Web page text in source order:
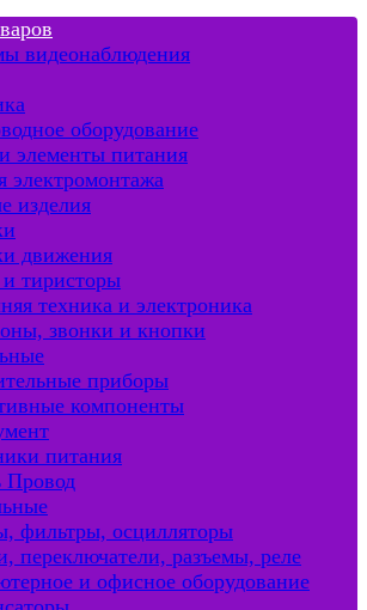
видеонаблюдения
оборудование
элементы питания
электромонтажа
изделия
движения
тиристоры
техника и электроника
звонки и кнопки
приборы
компоненты
питания
Провод
фильтры, осцилляторы
переключатели, разъемы, реле
и офисное оборудование